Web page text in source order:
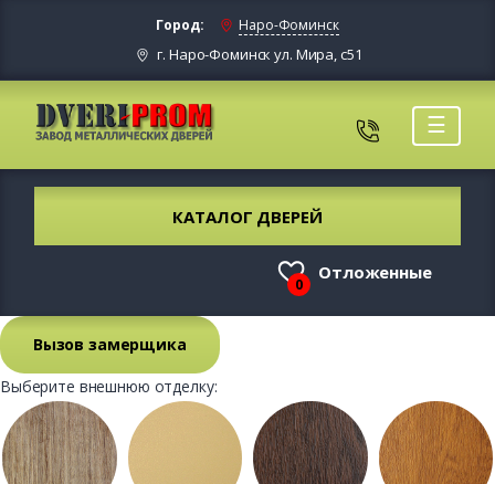
Город: Наро-Фоминск
г. Наро-Фоминск ул. Мира, с51
☰
КАТАЛОГ ДВЕРЕЙ
0
Отложенные
Вызов замерщика
Выберите внешнюю отделку: